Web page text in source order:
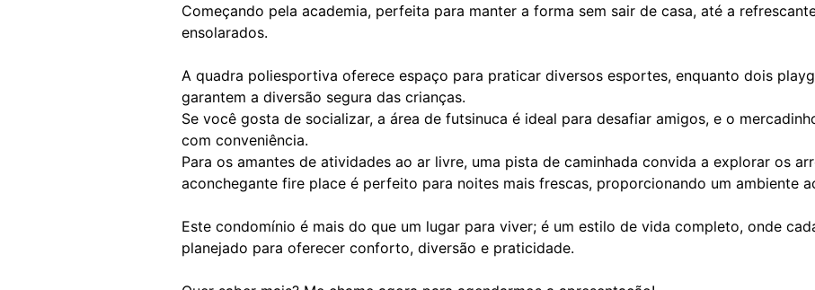
Começando pela academia, perfeita para manter a forma sem sair de casa, até a
ensolarados.
A quadra poliesportiva oferece espaço para praticar diversos esportes, enquanto dois
garantem a diversão segura das crianças.
Se você gosta de socializar, a área de futsinuca é ideal para desafiar amigos, e o
com conveniência.
Para os amantes de atividades ao ar livre, uma pista de caminhada convida a explorar os
aconchegante fire place é perfeito para noites mais frescas, proporcionando um ambiente
Este condomínio é mais do que um lugar para viver; é um estilo de vida completo, onde
planejado para oferecer conforto, diversão e praticidade.